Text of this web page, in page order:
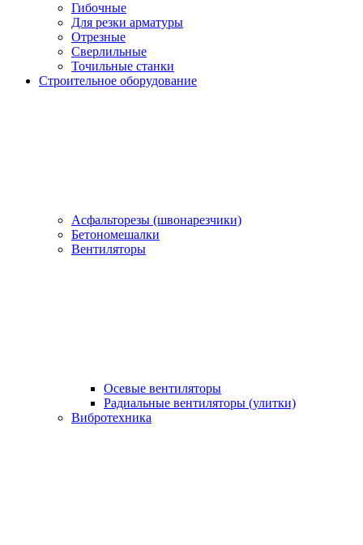
Гибочные
Для резки арматуры
Отрезные
Сверлильные
Точильные станки
Строительное оборудование
Асфальторезы (швонарезчики)
Бетономешалки
Вентиляторы
Осевые вентиляторы
Радиальные вентиляторы (улитки)
Вибротехника